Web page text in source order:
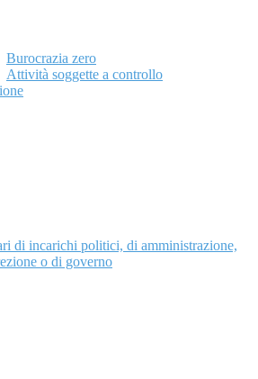
Burocrazia zero
Attività soggette a controllo
di incarichi politici, di amministrazione,
o di governo